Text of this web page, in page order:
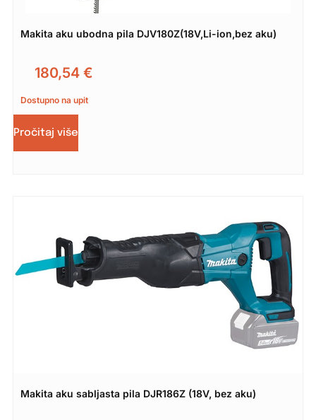
Makita aku ubodna pila DJV180Z(18V,Li-ion,bez aku)
180,54 €
Dostupno na upit
Pročitaj više
Makita aku sabljasta pila DJR186Z (18V, bez aku)